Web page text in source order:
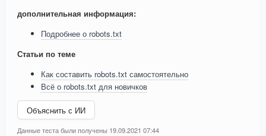
дополнительная информация:
Подробнее о robots.txt
Статьи по теме
Как составить robots.txt самостоятельно
Всё о robots.txt для новичков
Объяснить с ИИ
Данные теста были получены 19.09.2021 07:44